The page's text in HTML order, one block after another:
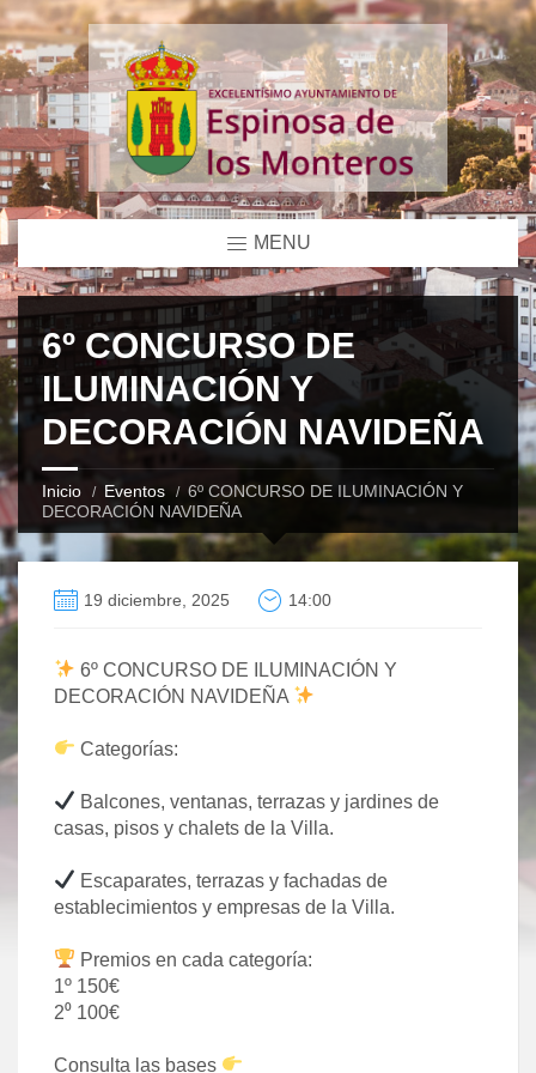
MENU
6º CONCURSO DE
ILUMINACIÓN Y
DECORACIÓN NAVIDEÑA
Inicio Eventos
6º CONCURSO DE ILUMINACIÓN Y
DECORACIÓN NAVIDEÑA
19 diciembre, 2025 14:00
6º CONCURSO DE ILUMINACIÓN Y
DECORACIÓN NAVIDEÑA
Categorías:
Balcones, ventanas, terrazas y jardines de
casas, pisos y chalets de la Villa.
Escaparates, terrazas y fachadas de
establecimientos y empresas de la Villa.
Premios en cada categoría:
1º 150€
2⁰ 100€
Consulta las bases